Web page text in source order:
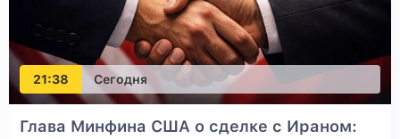
21:38 Сегодня
Глава Минфина США о сделке с Ираном: